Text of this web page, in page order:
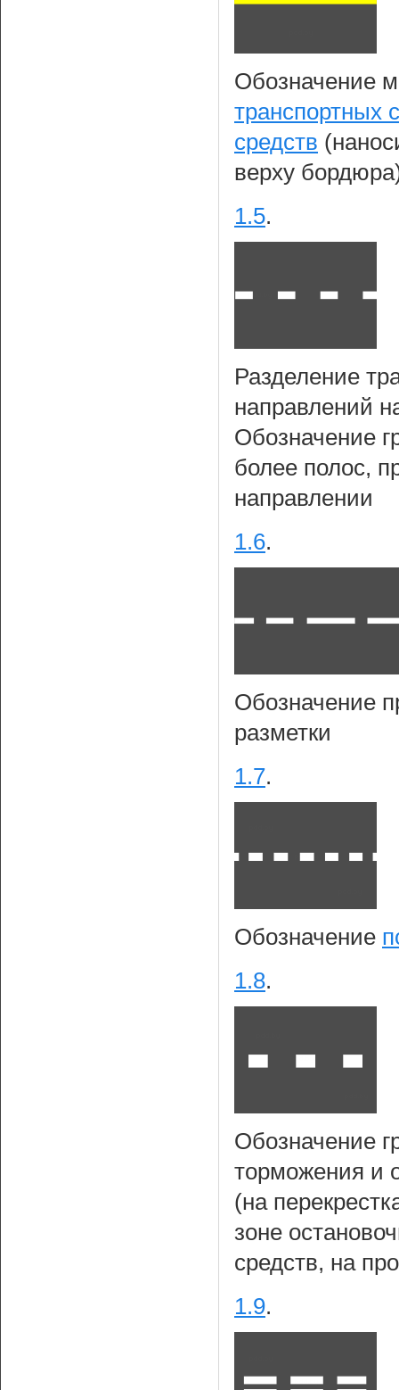
Обозначение
транспортных
средств
верху
1.5.
Разделение
направлений
Обозначение
более полос,
направлении
1.6.
Обозначение
разметки
1.7.
Обозначение
1.8.
Обозначение
торможения и
(на
зоне
средств, на
1.9.